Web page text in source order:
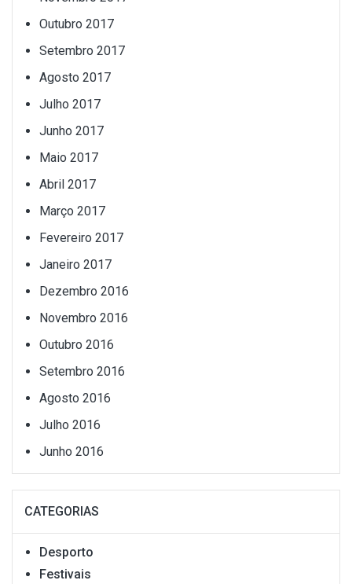
Outubro 2017
Setembro 2017
Agosto 2017
Julho 2017
Junho 2017
Maio 2017
Abril 2017
Março 2017
Fevereiro 2017
Janeiro 2017
Dezembro 2016
Novembro 2016
Outubro 2016
Setembro 2016
Agosto 2016
Julho 2016
Junho 2016
CATEGORIAS
Desporto
Festivais